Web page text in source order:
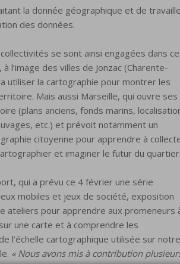
la donnée géographique et de
des données.
se sont ainsi engagées dans ce
à l’image des villes de Jonzac (Charente-
utiliser la cartographie pour montrer les
Mais aussi Marseille, qui ouvre ses
(plans anciens, fonds marins,
etc.) et prévoit notamment un
citoyenne pour apprendre à
et imaginer le futur du
qui a prévu ce 4 février une série
mobiles et jeux de société, exposition
ateliers pour apprendre aux promeneurs
une carte et à comprendre les
l’échelle cartographique utilisée sur notre
« Nous avons mis à contribution